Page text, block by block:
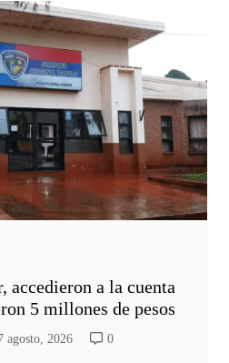
accedieron a la cuenta
5 millones de pesos
agosto, 2026 0